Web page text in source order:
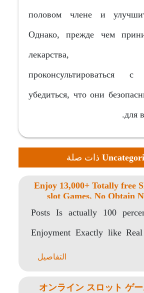
половом члене и
Однако, прежде чем
лекарства,
убедиться, что они
для
ذات صلة
Enjoy 13,000+ Totally free
slot Games, No Obtain
Posts Is actually 100
Enjoyment Exactly like
التفاصيل
オンライン スロット ゲ